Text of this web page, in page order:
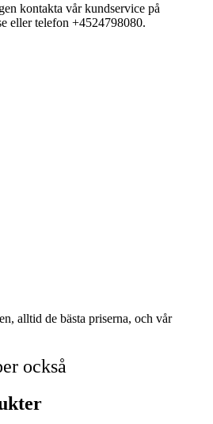
kontakta vår kundservice på
eller telefon +4524798080.
alltid de bästa priserna, och vår
också